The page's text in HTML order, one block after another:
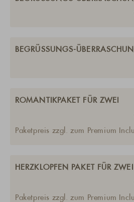
BEGRÜSSUNGS-ÜBERRASCHUNG
ROMANTIKPAKET FÜR ZWEI
Paketpreis zzgl. zum Premium
HERZKLOPFEN PAKET FÜR ZWEI
Paketpreis zzgl. zum Premium